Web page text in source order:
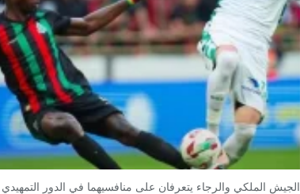
الجيش الملكي والرجاء يتعرفان على منافسيهما في الدور التمهيدي